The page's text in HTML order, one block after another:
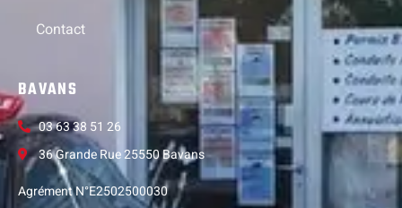
Contact
BAVANS
03 63 38 51 26
36 Grande Rue 25550 Bavans
Agrément N°E2502500030